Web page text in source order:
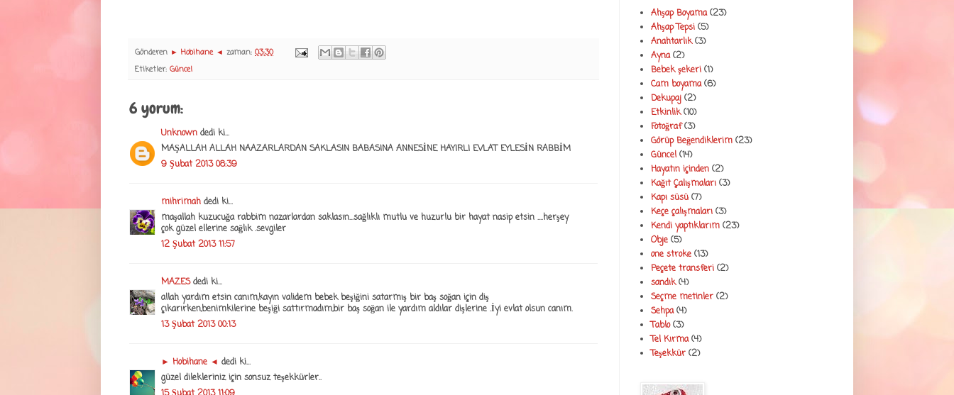
Gönderen ► Hobihane ◄ zaman: 03:30
Etiketler: Güncel
6 yorum:
Unknown dedi ki...
MAŞALLAH ALLAH NAAZARLARDAN SAKLASIN BABASINA ANNESİNE HAYIRLI EVLAT EYLESİN RABBİM
9 Şubat 2013 08:39
mihrimah dedi ki...
maşallah kuzucuğa rabbim nazarlardan saklasın...sağlıklı mutlu ve huzurlu bir hayat nasip etsin ....herşey
çok güzel ellerine sağlık .sevgiler
12 Şubat 2013 11:57
MAZESdedi ki...
allah yardım etsin canım,kayın validem bebek beşiğini satarmış bir baş soğan için diş
çıkarırken,benimkilerine beşiği sattırmadım,bir baş soğan ile yardım aldılar dişlerine .İyi evlat olsun canım.
13 Şubat 2013 00:13
► Hobihane ◄ dedi ki...
güzel dilekleriniz için sonsuz teşekkürler..
Ahşap Boyama (23)
Ahşap Tepsi (5)
Anahtarlık (3)
Ayna (2)
Bebek şekeri (1)
Cam boyama (6)
Dekupaj (2)
Etkinlik (10)
Fotoğraf (3)
Görüp Beğendiklerim (23)
Güncel (14)
Hayatın içinden (2)
Kağıt Çalışmaları (3)
Kapı süsü (7)
Keçe çalışmaları (3)
Kendi yaptıklarım (23)
Obje (5)
one stroke (13)
Peçete transferi (2)
sandık (4)
Seçme metinler (2)
Sehpa (4)
Tablo (3)
Tel Kırma (4)
Teşekkür (2)